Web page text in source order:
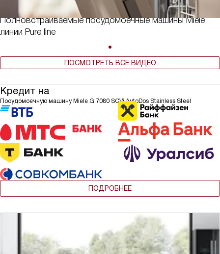
Полновстраиваемые посудомоечные машины Miele
линии Pure line
ПОСМОТРЕТЬ ВСЕ ВИДЕО
Кредит на
Посудомоечную машину Miele G 7080 SCVi AutoDos Stainless Steel
ПОДРОБНЕЕ